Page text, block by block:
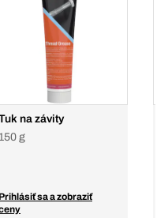
na závity
150 g
Prihlásiť sa a zobraziť